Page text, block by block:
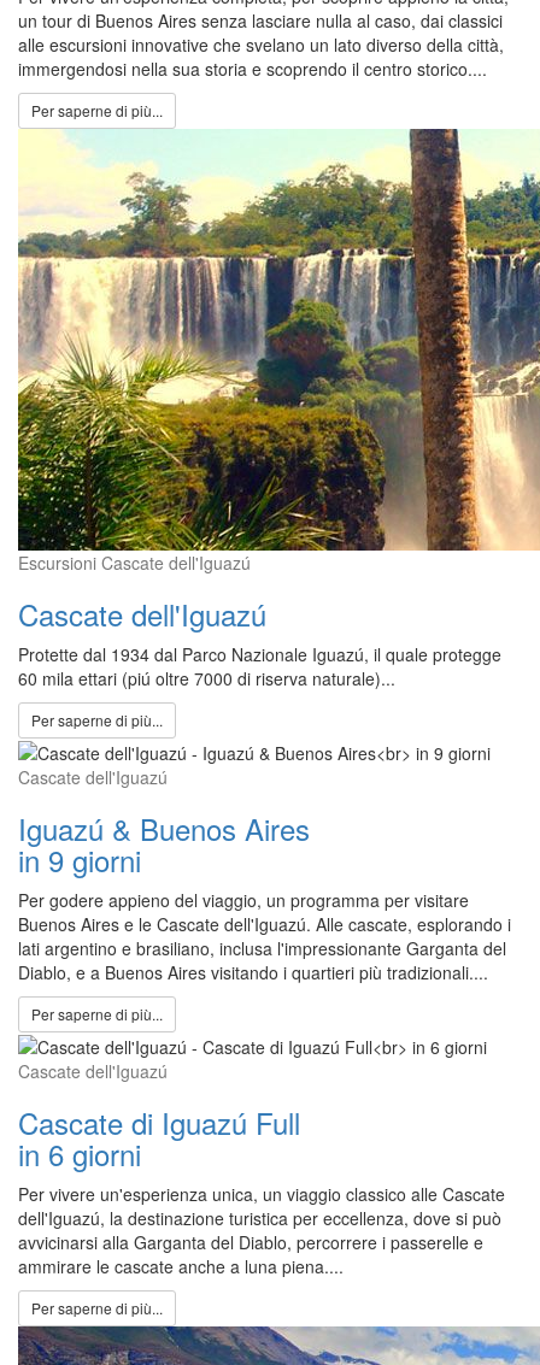
un tour di Buenos Aires senza lasciare nulla al caso, dai classici
alle escursioni innovative che svelano un lato diverso della città,
immergendosi nella sua storia e scoprendo il centro storico....
Per saperne di più...
Escursioni Cascate dell'Iguazú
Cascate dell'Iguazú
Protette dal 1934 dal Parco Nazionale Iguazú, il quale protegge
60 mila ettari (piú oltre 7000 di riserva naturale)...
Per saperne di più...
Cascate dell'Iguazú
Iguazú & Buenos Aires
in 9 giorni
Per godere appieno del viaggio, un programma per visitare
Buenos Aires e le Cascate dell'Iguazú. Alle cascate, esplorando i
lati argentino e brasiliano, inclusa l'impressionante Garganta del
Diablo, e a Buenos Aires visitando i quartieri più tradizionali....
Per saperne di più...
Cascate dell'Iguazú
Cascate di Iguazú Full
in 6 giorni
Per vivere un'esperienza unica, un viaggio classico alle Cascate
dell'Iguazú, la destinazione turistica per eccellenza, dove si può
avvicinarsi alla Garganta del Diablo, percorrere i passerelle e
ammirare le cascate anche a luna piena....
Per saperne di più...